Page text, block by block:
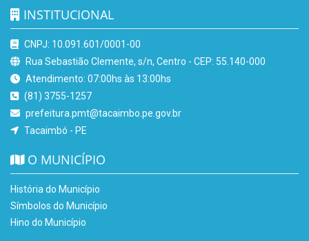
INSTITUCIONAL
CNPJ: 10.091.601/0001-00
Rua Sebastião Clemente, s/n, Centro - CEP: 55.140-000
Atendimento: 07:00hs às 13:00hs
(81) 3755-1257
prefeitura.pmt@tacaimbo.pe.gov.br
Tacaimbó - PE
O MUNICÍPIO
História do Município
Símbolos do Município
Hino do Município